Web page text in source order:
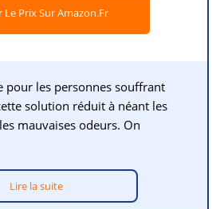
Le Prix Sur Amazon.fr
pour les personnes souffrant
solution réduit à néant les
mauvaises odeurs. On
Lire la suite